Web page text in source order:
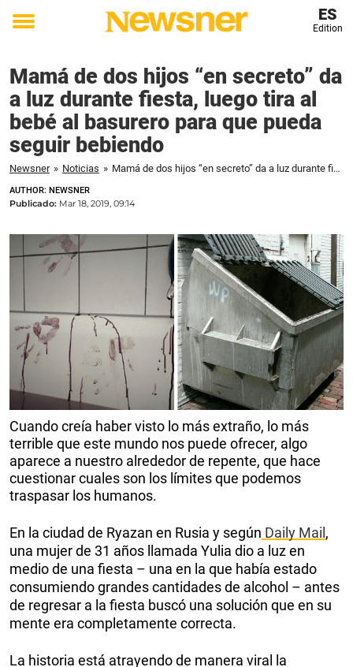
Toggle
ES
Edition
Mamá de dos hijos “en secreto” da
a luz durante fiesta, luego tira al
bebé al basurero para que pueda
seguir bebiendo
Newsner » Noticias » Mamá de dos hijos “en secreto” da a luz durante fiesta, luego tira al bebé al basurero para que pueda seguir bebiendo
AUTHOR: NEWSNER
Publicado: Mar 18, 2019, 09:14
Cuando creía haber visto lo más extraño, lo más
terrible que este mundo nos puede ofrecer, algo
aparece a nuestro alrededor de repente, que hace
cuestionar cuales son los límites que podemos
traspasar los humanos.
En la ciudad de Ryazan en Rusia y según Daily Mail,
una mujer de 31 años llamada Yulia dio a luz en
medio de una fiesta – una en la que había estado
consumiendo grandes cantidades de alcohol – antes
de regresar a la fiesta buscó una solución que en su
mente era completamente correcta.
La historia está atrayendo de manera viral la